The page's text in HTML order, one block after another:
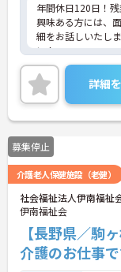
年間休日120日！
興味ある方には、
細をお話しいたし
い！
詳細
募集停止
介護老人保健施設（老健）
社会福祉法人伊南福
伊南福祉会
【長野県／駒
介護のお仕事